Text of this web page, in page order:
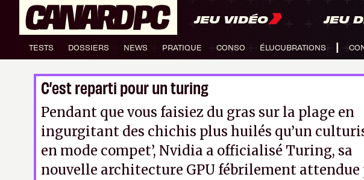
JEU VIDÉO JEU
TESTS DOSSIERS NEWS PRATIQUE CONSO ÉLUCUBRATIONS
C’est reparti pour un turing
Pendant que vous faisiez du gras sur la plage en
ingurgitant des chichis plus huilés qu’un
en mode compet’, Nvidia a officialisé Turing, sa
nouvelle architecture GPU fébrilement attendue